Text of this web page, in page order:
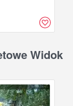
Widok